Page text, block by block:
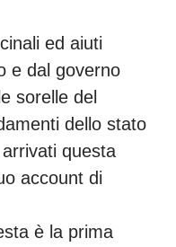
ed aiuti
e dal governo
sorelle del
dello stato
questa
account di
è la prima